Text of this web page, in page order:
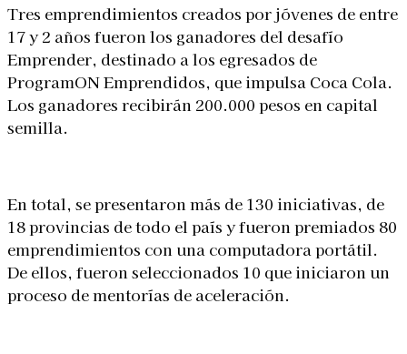
Tres emprendimientos creados por jóvenes de entre
17 y 2 años fueron los ganadores del desafío
Emprender, destinado a los egresados de
ProgramON Emprendidos, que impulsa Coca Cola.
Los ganadores recibirán 200.000 pesos en capital
semilla.
En total, se presentaron más de 130 iniciativas, de
18 provincias de todo el país y fueron premiados 80
emprendimientos con una computadora portátil.
De ellos, fueron seleccionados 10 que iniciaron un
proceso de mentorías de aceleración.